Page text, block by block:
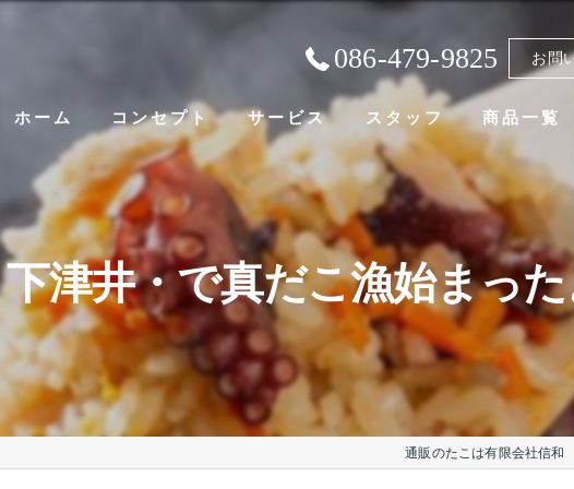
086-479-9825 お問
ホーム コンセプト サービス スタッフ 商品一覧
津井・で真だこ漁始まっ
通販のたこは有限会社信和